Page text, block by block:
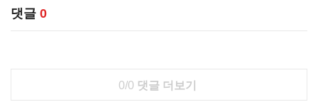
댓글 0
0/0 댓글 더보기